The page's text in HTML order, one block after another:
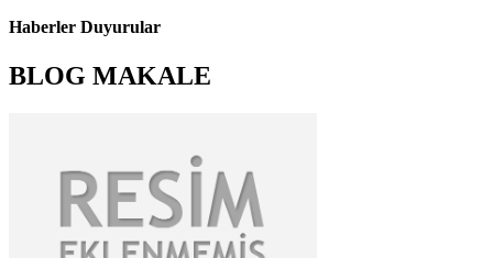
Haberler Duyurular
BLOG MAKALE